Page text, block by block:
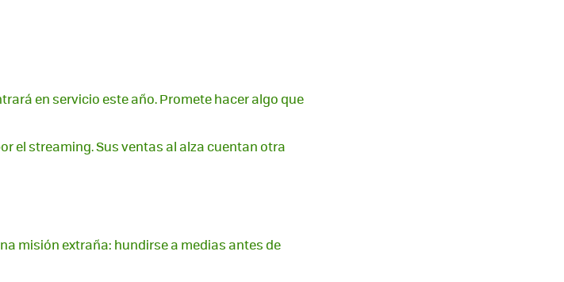
en servicio este año. Promete hacer algo que
el streaming. Sus ventas al alza cuentan otra
misión extraña: hundirse a medias antes de